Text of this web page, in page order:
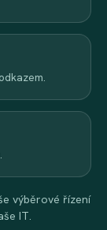
výběrové řízení
IT.